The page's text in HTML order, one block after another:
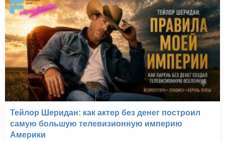
Тейлор Шеридан: как актер без денег построил
самую большую телевизионную империю
Америки